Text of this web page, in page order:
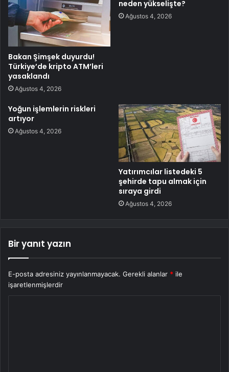
Bakan Şimşek duyurdu!
Türkiye’de kripto ATM’leri
yasaklandı
Ağustos 4, 2026
neden yükselişte?
Ağustos 4, 2026
Yoğun işlemlerin riskleri
artıyor
Ağustos 4, 2026
Yatırımcılar listedeki 5
şehirde tapu almak için
sıraya girdi
Ağustos 4, 2026
Bir yanıt yazın
E-posta adresiniz yayınlanmayacak. Gerekli alanlar * ile
işaretlenmişlerdir